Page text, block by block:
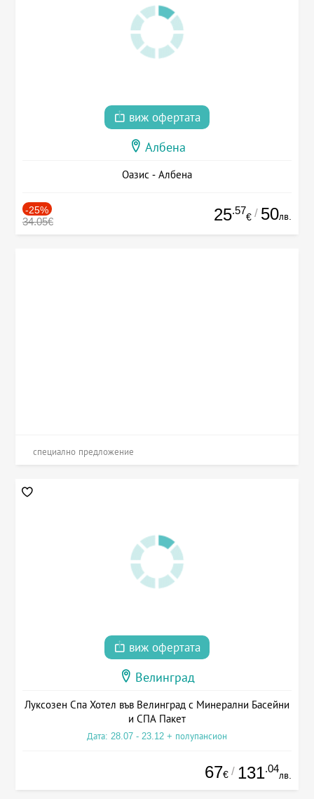
виж офертата
Албена
Оазис - Албена
-25%
34.05€ 25.57
€ / 50лв.
специално предложение
виж офертата
Велинград
Луксозен Спа Хотел във Велинград с Минерални Басейни
и СПА Пакет
Дата: 28.07 - 23.12 + полупансион
67€ / 131.04
лв.